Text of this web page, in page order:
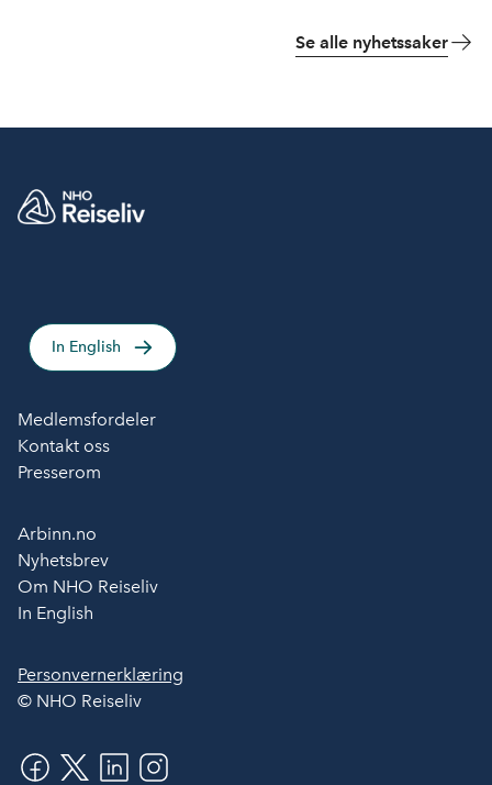
Se alle nyhetssaker
In English
Medlemsfordeler
Kontakt oss
Presserom
Arbinn.no
Nyhetsbrev
Om NHO Reiseliv
In English
Personvernerklæring
© NHO Reiseliv